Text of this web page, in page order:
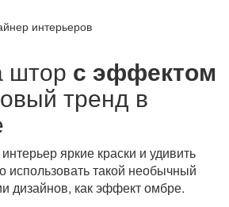
интерьеров
штор с эффектом
тренд в
яркие краски и удивить
использовать такой необычный
дизайнов, как эффект омбре.